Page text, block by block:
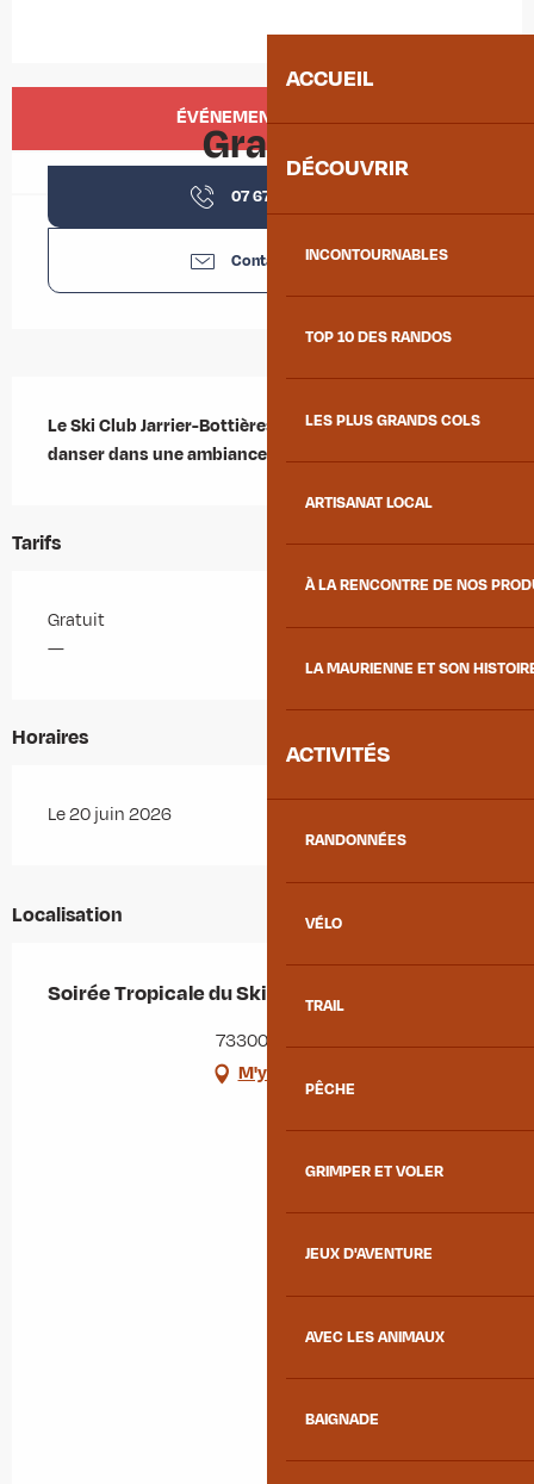
ACCUEIL
DÉCOUVRIR
INCONTOURNABLES
TOP 10 DES RANDOS
LES PLUS GRANDS COLS
ARTISANAT LOCAL
À LA RENCONTRE DE NOS
LA MAURIENNE ET SON
ACTIVITÉS
RANDONNÉES
VÉLO
TRAIL
PÊCHE
GRIMPER ET VOLER
JEUX D'AVENTURE
AVEC LES ANIMAUX
BAIGNADE
Ouverture et coordonnéesÉVÉNEMENT TERMINÉ
Gratuit
07 67 29 83
Contactez-nous
Le Ski Club Jarrier-Bottières vous invite à diner et
danser dans une ambiance tropicale !
Tarifs
Gratuit
—
Horaires
Le 20 juin 2026
Localisation
Soirée Tropicale du Ski Club Jarrier-Bottières
73300 Jarrier
M'y rendre